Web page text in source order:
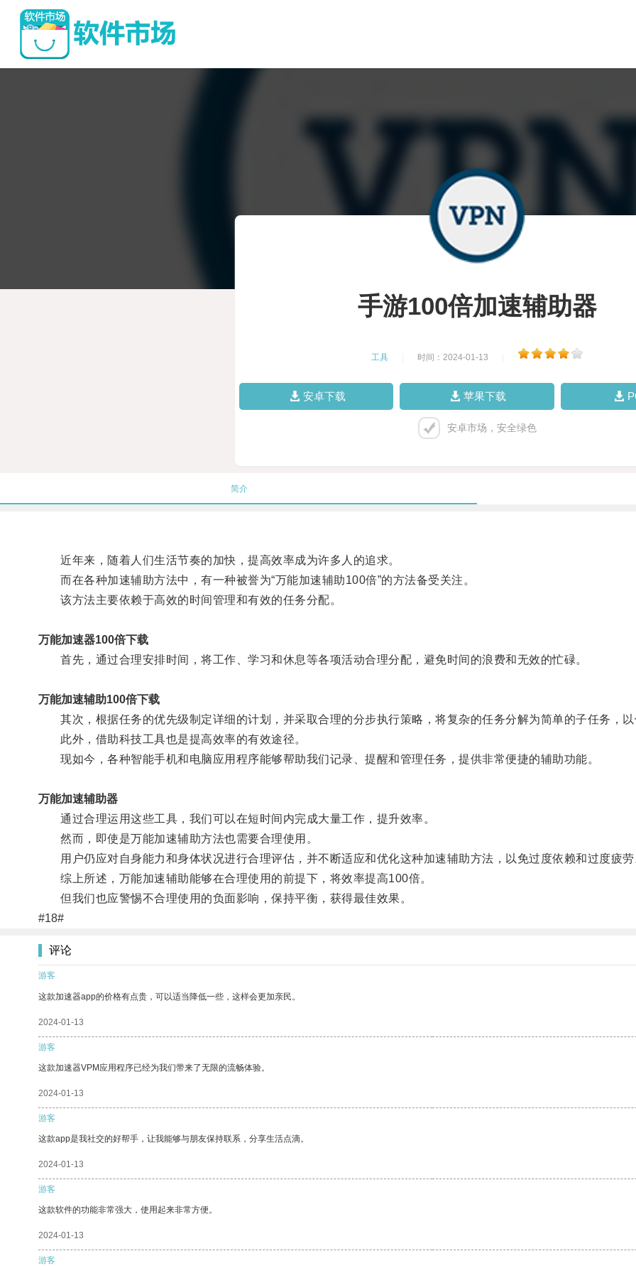
手游100倍加速辅助器
工具 时间：2024-01-13
安卓下载 苹果下载
安卓市场，安全绿色
简介
近年来，随着人们生活节奏的加快，提高效率成为许多人的追求。
而在各种加速辅助方法中，有一种被誉为“万能加速辅助100倍”的方法备受关注。
该方法主要依赖于高效的时间管理和有效的任务分配。
万能加速器100倍下载
首先，通过合理安排时间，将工作、学习和休息等各项活动合理分配，避免时间的浪费和无效的忙碌。
万能加速辅助100倍下载
其次，根据任务的优先级制定详细的计划，并采取合理的分步执行策略，将复杂的任务分解为简单的子任务，以
此外，借助科技工具也是提高效率的有效途径。
现如今，各种智能手机和电脑应用程序能够帮助我们记录、提醒和管理任务，提供非常便捷的辅助功能。
万能加速辅助器
通过合理运用这些工具，我们可以在短时间内完成大量工作，提升效率。
然而，即使是万能加速辅助方法也需要合理使用。
用户仍应对自身能力和身体状况进行合理评估，并不断适应和优化这种加速辅助方法，以免过度依赖和过度疲劳
综上所述，万能加速辅助能够在合理使用的前提下，将效率提高100倍。
但我们也应警惕不合理使用的负面影响，保持平衡，获得最佳效果。
#18#
评论
游客
这款加速器app的价格有点贵，可以适当降低一些，这样会更加亲民。
2024-01-13
游客
这款加速器VPM应用程序已经为我们带来了无限的流畅体验。
2024-01-13
游客
这款app是我社交的好帮手，让我能够与朋友保持联系，分享生活点滴。
2024-01-13
游客
这款软件的功能非常强大，使用起来非常方便。
2024-01-13
游客